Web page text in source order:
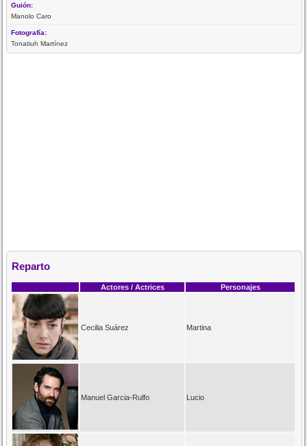
Guión:
Manolo Caro
Fotografía:
Tonatiuh Martínez
Reparto
Actores / Actrices Personajes
Cecilia Suárez Martina
Manuel Garcia-Rulfo Lucio